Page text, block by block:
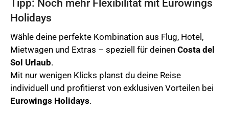
Tipp: Noch mehr Flexibilität mit Eurowings
Holidays
Wähle deine perfekte Kombination aus Flug, Hotel,
Mietwagen und Extras – speziell für deinen Costa del
Sol Urlaub.
Mit nur wenigen Klicks planst du deine Reise
individuell und profitierst von exklusiven Vorteilen bei
Eurowings Holidays.